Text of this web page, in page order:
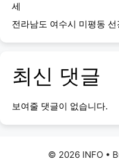
세
전라남도 여수시 미평동
최신 댓글
보여줄 댓글이 없습니다.
© 2026 INFO •